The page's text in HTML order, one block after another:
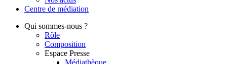
Centre de médiation
Qui sommes-nous ?
Rôle
Composition
Espace Presse
Médiathèque